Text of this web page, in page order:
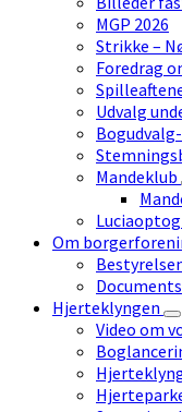
MGP 2026
Strikke –
Foredrag
Udvalg
Mandeklub
Om
Documents
Hjerteklyngen
Video om